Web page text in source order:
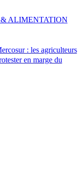
: les agriculteurs
en marge du
ALIMENTATION